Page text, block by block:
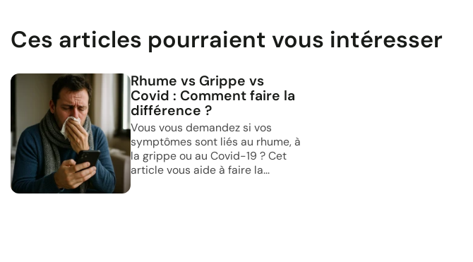
Ces articles pourraient vous intéresser
Rhume vs Grippe vs
Covid : Comment faire la
différence ?
Vous vous demandez si vos
symptômes sont liés au rhume, à
la grippe ou au Covid-19 ? Cet
article vous aide à faire la...